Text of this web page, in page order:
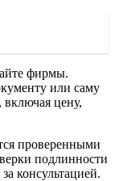
фирмы.
или саму
включая цену,
проверенными
подлинности
консультацией.